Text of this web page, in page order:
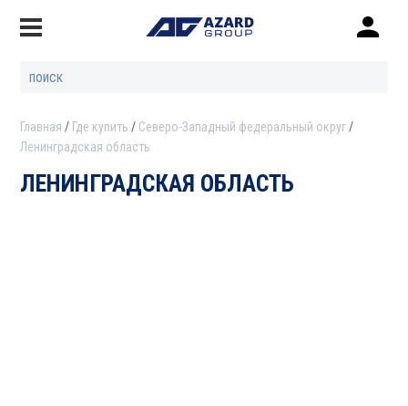
Главная Где купить
Северо-Западный федеральный округ
Ленинградская область
ЛЕНИНГРАДСКАЯ ОБЛАСТЬ